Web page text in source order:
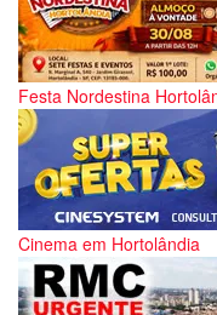
Festa Nordestina
Cinema em Hortolândia